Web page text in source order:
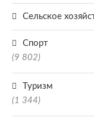
Сельское
Спорт
(9 802)
Туризм
(1 344)